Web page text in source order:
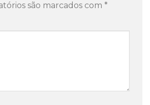
são marcados com *